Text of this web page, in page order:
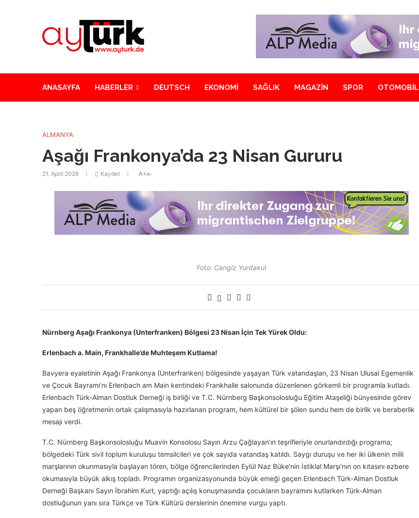
ANASAYFA HABERLER DEUTSCH EKONOMİ SAĞLIK MAGAZİN SPOR OTOMOBİL
ALMANYA
Aşağı Frankonya’da 23 Nisan Gururu
21. April 2026 Kaydet A+A-
Foto: Cengiz Yurdakul
Nürnberg Aşağı Frankonya (Unterfranken) Bölgesi 23 Nisan İçin Tek Yürek Oldu:
Erlenbach a. Main, Frankhalle’de Muhteşem Kutlama!
Bavyera eyaletinin Aşağı Frankonya (Unterfranken) bölgesinde yaşayan Türk vatandaşları, 23 Nisan Ulusal Egemenlik
ve Çocuk Bayramı’nı Erlenbach am Main kentindeki Frankhalle salonunda düzenlenen görkemli bir programla kutladı.
Erlenbach Türk-Alman Dostluk Derneği iş birliği ve T.C. Nürnberg Başkonsolosluğu Eğitim Ataşeliği bünyesinde görev
yapan beş öğretmenin ortak çalışmasıyla hazırlanan program, hem kültürel bir şölen sundu hem de birlik ve beraberlik
mesajı verdi.
T.C. Nürnberg Başkonsolosluğu Muavin Konsolosu Sayın Arzu Çağlayan’ın teşrifleriyle onurlandırdığı programa;
bölgedeki Türk sivil toplum kuruluşu temsilcileri ve çok sayıda vatandaş katıldı. Saygı duruşu ve her iki ülkenin milli
marşlarının okunmasıyla başlayan tören, bölge öğrencilerinden Eylül Naz Büke’nin İstiklal Marşı’nın on kıtasını ezbere
okumasıyla büyük alkış topladı. Programın organizasyonunda büyük emeği geçen Erlenbach Türk-Alman Dostluk
Derneği Başkanı Sayın İbrahim Kurt, yaptığı açılış konuşmasında çocukların bayramını kutlarken Türk-Alman
dostluğunun yanı sıra Türkçe ve Türk Kültürü derslerinin önemine vurgu yaptı.